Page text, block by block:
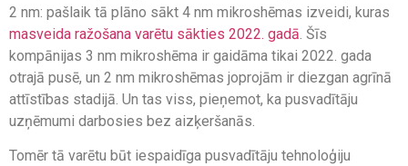
2 nm: pašlaik tā plāno sākt 4 nm mikroshēmas izveidi, kuras
masveida ražošana varētu sākties 2022. gadā. Šīs
kompānijas 3 nm mikroshēma ir gaidāma tikai 2022. gada
otrajā pusē, un 2 nm mikroshēmas joprojām ir diezgan agrīnā
attīstības stadijā. Un tas viss, pieņemot, ka pusvadītāju
uzņēmumi darbosies bez aizķeršanās.
Tomēr tā varētu būt iespaidīga pusvadītāju tehnoloģiju